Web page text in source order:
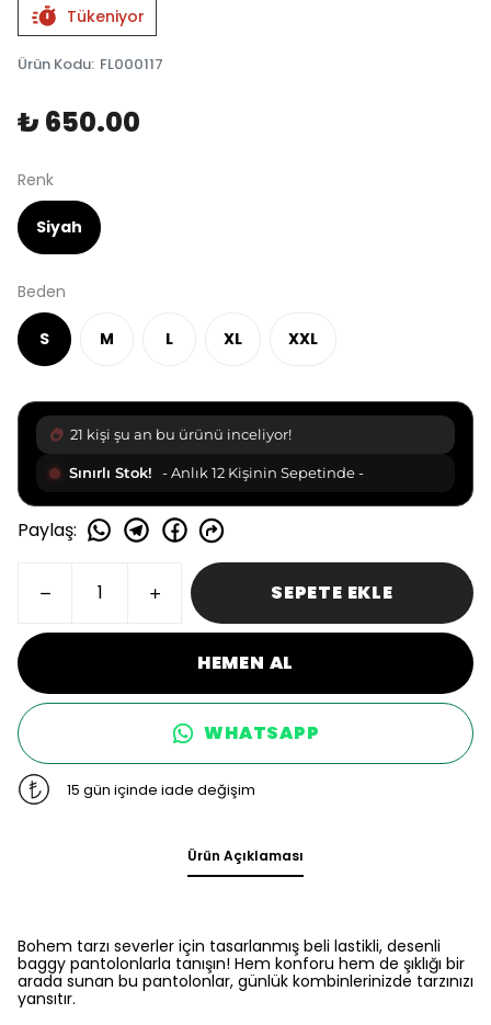
Tükeniyor
Ürün Kodu: FL000117
₺ 650.00
Renk
Siyah
Beden
S M L XL XXL
21 kişi şu an bu ürünü inceliyor!
Sınırlı Stok! - Anlık 12 Kişinin Sepetinde -
Paylaş:
SEPETE EKLE
HEMEN AL
WHATSAPP
15 gün içinde iade değişim
Ürün Açıklaması
Bohem tarzı severler için tasarlanmış beli lastikli, desenli
baggy pantolonlarla tanışın! Hem konforu hem de şıklığı bir
arada sunan bu pantolonlar, günlük kombinlerinizde tarzınızı
yansıtır.